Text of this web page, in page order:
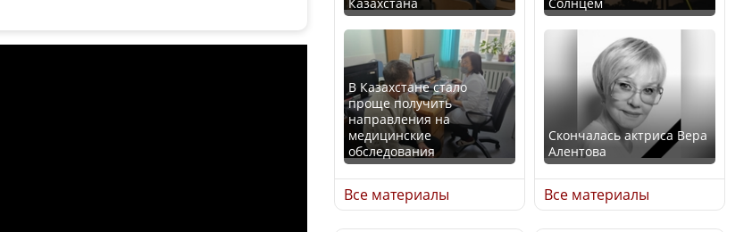
В Казахстане стало
проще получить
направления на
медицинские
обследования
Все материалы
Скончалась актриса Вера
Алентова
Все материалы